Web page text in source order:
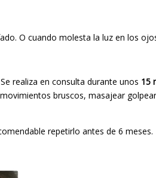
O cuando molesta la luz en los
realiza en consulta durante unos 15
bruscos, masajear
repetirlo antes de 6 meses.